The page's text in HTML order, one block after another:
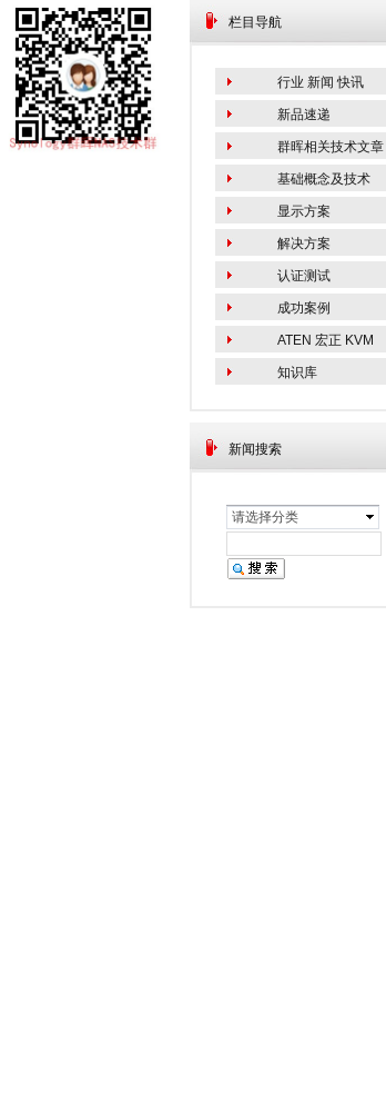
新闻搜索
请选择分类
栏目导航
行业 新闻 快讯
新品速递
群晖相关技术文章
基础概念及技术
显示方案
解决方案
认证测试
成功案例
ATEN 宏正 KVM
知识库